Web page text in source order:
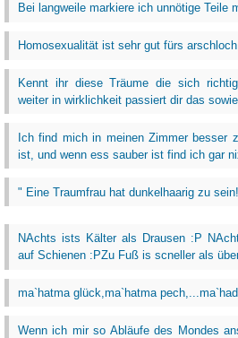
Bei langweile markiere ich unnötige Teile
Homosexualität ist sehr gut fürs
Kennt ihr diese Träume die sich
weiter in wirklichkeit passiert dir das
Ich find mich in meinen Zimmer besser
ist, und wenn ess sauber ist find ich gar
" Eine Traumfrau hat dunkelhaarig zu
NAchts ists Kälter als Drausen :P
auf Schienen :PZu Fuß is scneller als
ma`hatma glück,ma`hatma
Wenn ich mir so Abläufe des Mondes